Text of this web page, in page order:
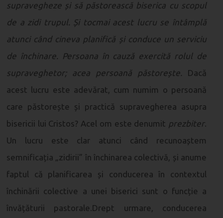
supravegheze și să păstorească biserica cu scopul
de a zidi trupul. Și tocmai acest lucru se întâmplă
atunci când cineva planifică și conduce un serviciu
de închinare. Persoana în cauză exercită rolul de
supraveghetor; acea persoană păstorește. Dacă
acest lucru este adevărat, cum numim o persoană
care păstorește și practică supravegherea asupra
bisericii lui Cristos? Acel om este denumit prezbiter.
Un lucru este clar atunci când recunoaștem
semnificația „zidirii” în închinarea colectivă, și anume
faptul că planificarea și conducerea în contextul
închinării colective a unei biserici sunt o funcție a
învățăturii pastorale.Drept urmare, conducerea